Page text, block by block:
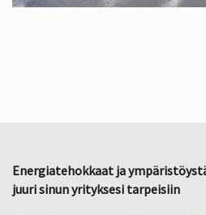
Energiatehokkaat ja
juuri sinun yrityksesi tarpeisiin